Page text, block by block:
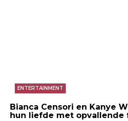
ENTERTAINMENT
Bianca Censori en Kanye
hun liefde met opvallende